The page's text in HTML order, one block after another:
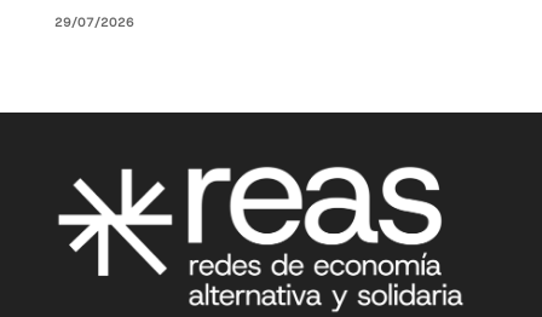
29/07/2026